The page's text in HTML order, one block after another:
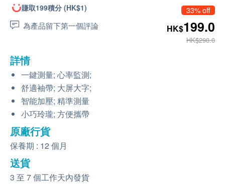
賺取199積分 (HK$1)
為產品留下第一個評論
33% off
HK$199.0
HK$298.0
詳情
一鍵測量; 心率監測;
舒適袖帶; 大屏大字;
智能加壓; 精準測量
小巧玲瓏; 方便攜帶
原廠行貨
保養期 : 12 個月
送貨
3 至 7 個工作天內發貨